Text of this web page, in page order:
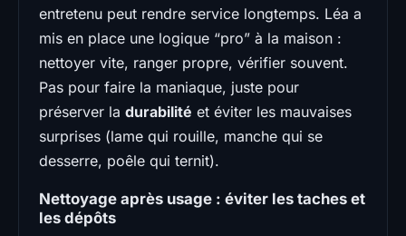
entretenu peut rendre service longtemps. Léa a
mis en place une logique “pro” à la maison :
nettoyer vite, ranger propre, vérifier souvent.
Pas pour faire la maniaque, juste pour
préserver la durabilité et éviter les mauvaises
surprises (lame qui rouille, manche qui se
desserre, poêle qui ternit).
Nettoyage après usage : éviter les taches et
les dépôts